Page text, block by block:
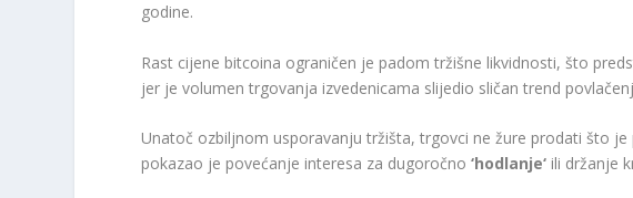
godine.
Rast cijene bitcoina ograničen je padom tržišne likvidnosti, što
jer je volumen trgovanja izvedenicama slijedio sličan trend
Unatoč ozbiljnom usporavanju tržišta, trgovci ne žure prodati što
pokazao je povećanje interesa za dugoročno‘hodlanje‘ ili držanje